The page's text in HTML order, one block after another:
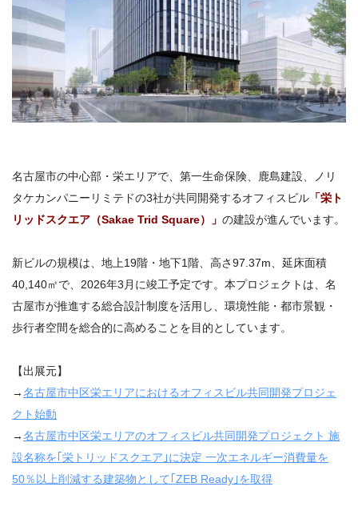
名古屋市の中心部・栄エリアで、第一生命保険、鹿島建設、ノリ
タケカンパニーリミテドの3社が共同開発するオフィスビル 「栄ト
リッドスクエア（Sakae Trid Square）」 の建設が進んでいます。
新ビルの規模は、地上19階・地下1階、高さ97.37m、延床面積
40,140㎡で、2026年3月に竣工予定です。本プロジェクトは、名
古屋市が推進する総合設計制度を活用し、環境性能・都市景観・
歩行者空間を総合的に高めることを目的としています。
【出展元】
→名古屋市中区栄エリアにおけるオフィスビル共同開発プロジェ
クト始動
→名古屋市中区栄エリアのオフィスビル共同開発プロジェクト 施
設名称を｢栄トリッドスクエア｣に決定 一次エネルギー消費量を
50％以上削減する建築物として｢ZEB Ready｣を取得